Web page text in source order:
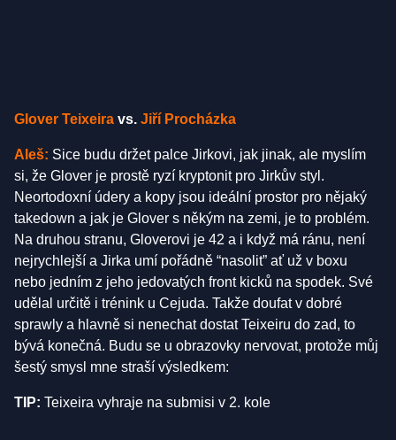
Glover Teixeira vs. Jiří Procházka
Aleš: Sice budu držet palce Jirkovi, jak jinak, ale myslím
si, že Glover je prostě ryzí kryptonit pro Jirkův styl.
Neortodoxní údery a kopy jsou ideální prostor pro nějaký
takedown a jak je Glover s někým na zemi, je to problém.
Na druhou stranu, Gloverovi je 42 a i když má ránu, není
nejrychlejší a Jirka umí pořádně “nasolit” ať už v boxu
nebo jedním z jeho jedovatých front kicků na spodek. Své
udělal určitě i trénink u Cejuda. Takže doufat v dobré
sprawly a hlavně si nenechat dostat Teixeiru do zad, to
bývá konečná. Budu se u obrazovky nervovat, protože můj
šestý smysl mne straší výsledkem:
TIP: Teixeira vyhraje na submisi v 2. kole